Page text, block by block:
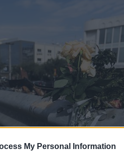
My Personal Information